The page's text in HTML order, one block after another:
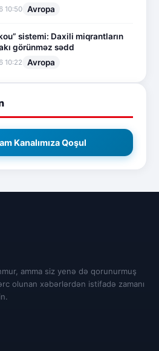
10:50 Avropa
sistemi: Daxili miqrantların
görünməz sədd
10:22 Avropa
Kanalımıza Qoşul
amma siz yenə də qorunurmuş
olunan xəbərlərdən istifadə zamanı